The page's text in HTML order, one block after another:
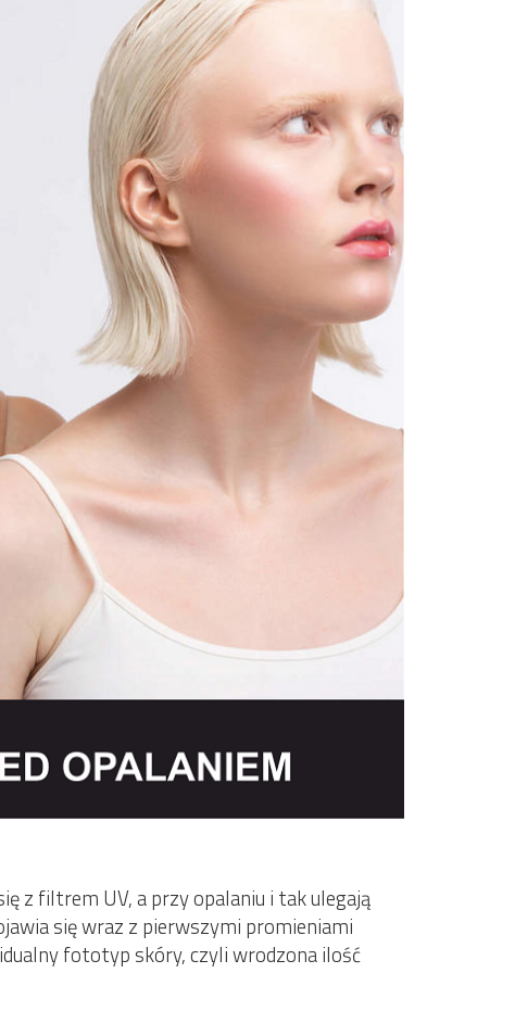
z filtrem UV, a przy opalaniu i tak ulegają
się wraz z pierwszymi promieniami
fototyp skóry, czyli wrodzona ilość